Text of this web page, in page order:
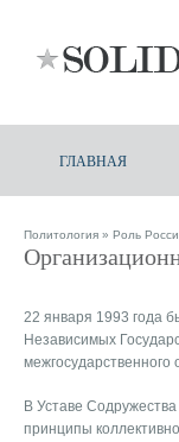
ГЛАВНАЯ
Политология » Роль
22 января 1993 года
Независимых
межгосударственного
В Уставе
принципы